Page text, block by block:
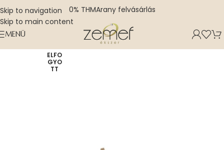
Skip to navigation
Skip to main content
0% THMArany felvásárlás
MENÜ
ELFO
GYO
TT